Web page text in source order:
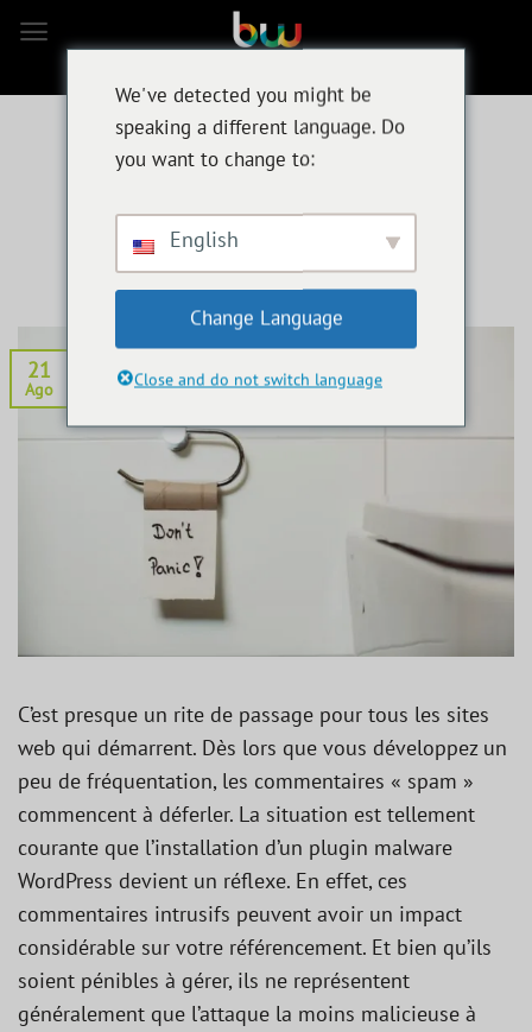
SEGURIDAD EN LÍNEA ,WORDPRESS
Les meilleurs plugins anti-
virus pour wordpress
21 AGOSTO 2020 BYBEN MULLER
21
Ago
C’est presque un rite de passage pour tous les sites
web qui démarrent. Dès lors que vous développez un
peu de fréquentation, les commentaires « spam »
commencent à déferler. La situation est tellement
courante que l’installation d’un plugin malware
WordPress devient un réflexe. En effet, ces
commentaires intrusifs peuvent avoir un impact
considérable sur votre référencement. Et bien qu’ils
soient pénibles à gérer, ils ne représentent
généralement que l’attaque la moins malicieuse à
We've detected you might be
speaking a different language. Do
you want to change to:
English
Change Language
Close and do not switch language